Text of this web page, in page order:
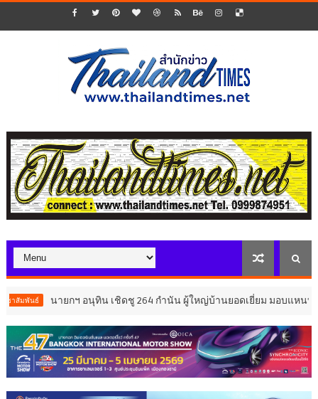
อนุทิน เชิดชู 264 กำนัน ผู้ใหญ่บ้านยอดเยี่ยม มอบแหนบทองคำ “รางวัลเกี